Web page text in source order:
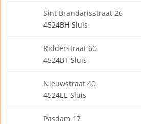
Sint Brandarisstraat 26
4524BH Sluis
Ridderstraat 60
4524BT Sluis
Nieuwstraat 40
4524EE Sluis
Pasdam 17